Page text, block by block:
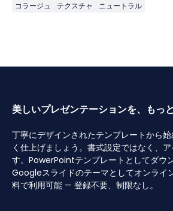
コラージュ テクスチャ ニュートラル
美しいプレゼンテーションを、もっ
丁寧にデザインされたテンプレートから
く仕上げましょう。書式設定ではなく、
す。PowerPointテンプレートとしてダウ
Googleスライドのテーマとしてオンライ
料で利用可能 — 登録不要、制限なし。